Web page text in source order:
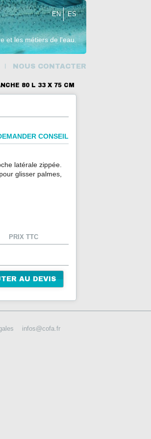
et les métiers de l'eau.
EN ES
NOUS CONTACTER
80 L 33 X 75 CM
CONSEIL
latérale zippée.
glisser palmes,
PRIX TTC
AU DEVIS
infos@cofa.fr